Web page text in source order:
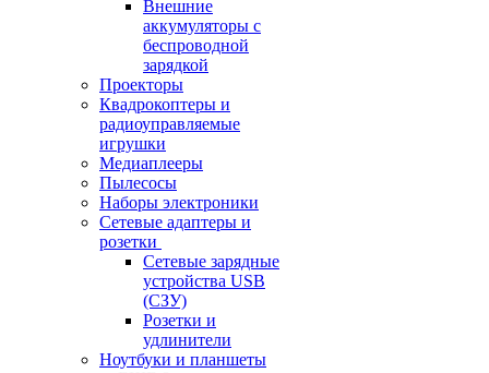
Внешние
аккумуляторы с
беспроводной
зарядкой
Проекторы
Квадрокоптеры и
радиоуправляемые
игрушки
Медиаплееры
Пылесосы
Наборы электроники
Сетевые адаптеры и
розетки
Сетевые зарядные
устройства USB
(СЗУ)
Розетки и
удлинители
Ноутбуки и планшеты